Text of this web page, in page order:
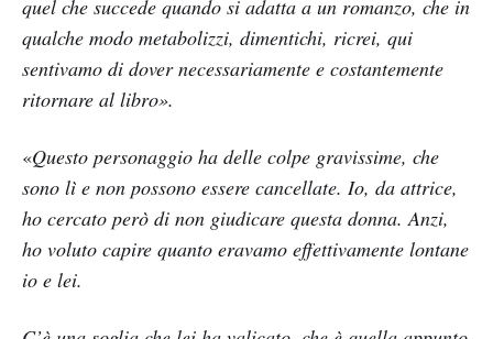
quel che succede quando si adatta a un romanzo, che in
qualche modo metabolizzi, dimentichi, ricrei, qui
sentivamo di dover necessariamente e costantemente
ritornare al libro».
«Questo personaggio ha delle colpe gravissime, che
sono lì e non possono essere cancellate. Io, da attrice,
ho cercato però di non giudicare questa donna. Anzi,
ho voluto capire quanto eravamo effettivamente lontane
io e lei.